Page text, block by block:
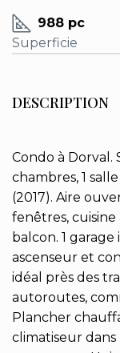
988 pc
Superficie
DESCRIPTION
Condo à
chambres, 1
(2017). Aire
fenêtres,
balcon. 1
ascenseur et
idéal près des
autoroutes,
Plancher
climatiseur dans